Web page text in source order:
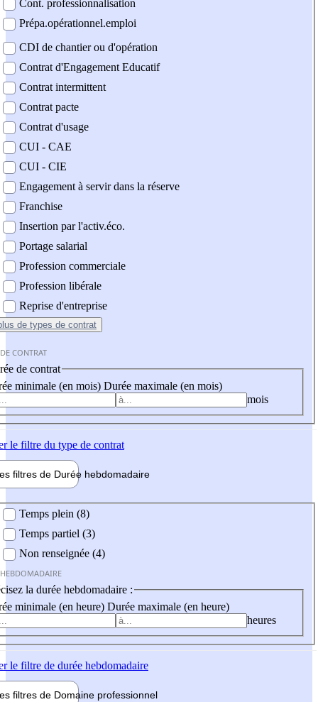
Cont. professionnalisation
Prépa.opérationnel.emploi
CDI de chantier ou d'opération
Contrat d'Engagement Educatif
Contrat intermittent
Contrat pacte
Contrat d'usage
CUI - CAE
CUI - CIE
Engagement à servir dans la réserve
Franchise
Insertion par l'activ.éco.
Portage salarial
Profession commerciale
Profession libérale
Reprise d'entreprise
de types de contrat
CONTRAT
de contrat
minimale (en mois) Durée maximale (en mois)
mois
le filtre du type de contrat
filtres de Durée hebdomadaire
Temps plein (8)
Temps partiel (3)
Non renseignée (4)
la durée hebdomadaire :
minimale (en heure) Durée maximale (en heure)
heures
le filtre de durée hebdomadaire
filtres de Domaine professionnel